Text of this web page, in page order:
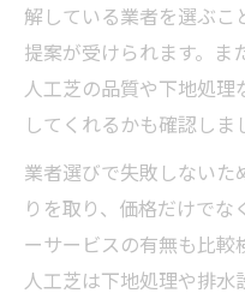
解している業者を選ぶこ
提案が受けられます。ま
人工芝の品質や下地処
してくれるかも確認しま
業者選びで失敗しないた
りを取り、価格だけで
ーサービスの有無も比較
人工芝は下地処理や排